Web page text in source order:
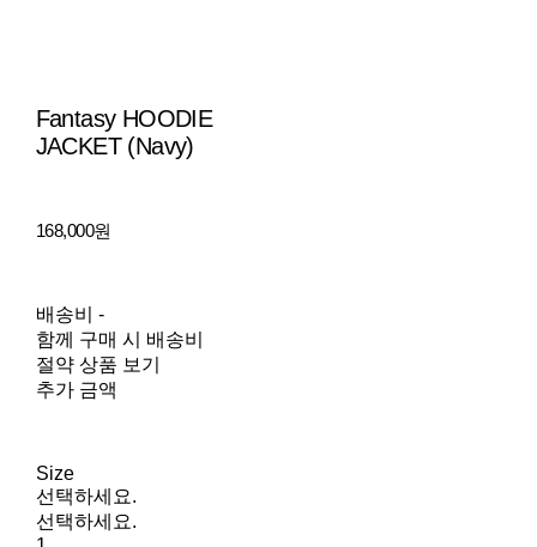
Fantasy HOODIE
JACKET (Navy)
168,000원
배송비 -
함께 구매 시 배송비
절약 상품 보기
추가 금액
Size
선택하세요.
선택하세요.